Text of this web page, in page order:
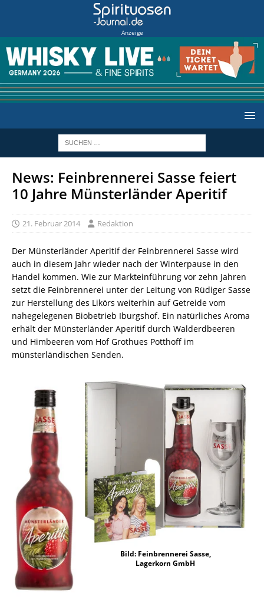
Anzeige
News: Feinbrennerei Sasse feiert
10 Jahre Münsterländer Aperitif
21. Februar 2014 Redaktion
Der Münsterländer Aperitif der Feinbrennerei Sasse wird
auch in diesem Jahr wieder nach der Winterpause in den
Handel kommen. Wie zur Markteinführung vor zehn Jahren
setzt die Feinbrennerei unter der Leitung von Rüdiger Sasse
zur Herstellung des Likörs weiterhin auf Getreide vom
nahegelegenen Biobetrieb Iburgshof. Ein natürliches Aroma
erhält der Münsterländer Aperitif durch Walderdbeeren
und Himbeeren vom Hof Grothues Potthoff im
münsterländischen Senden.
Bild: Feinbrennerei Sasse,
Lagerkorn GmbH